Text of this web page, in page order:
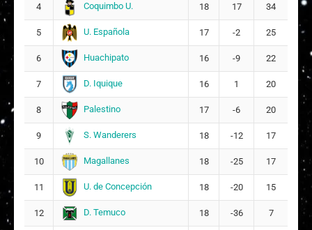
17
M Marly Ines Lloncon Loncoñanco
11
P Pía Ignacia Navarro Cárdenas
10
4 Coquimbo U. 18 17 34
5 U. Española 17 -2 25
6 Huachipato 16 -9 22
7 D. Iquique 16 1 20
8 Palestino 17 -6 20
9 S. Wanderers 18 -12 17
10 Magallanes 18 -25 17
11 U. de Concepción 18 -20 15
12 D. Temuco 18 -36 7